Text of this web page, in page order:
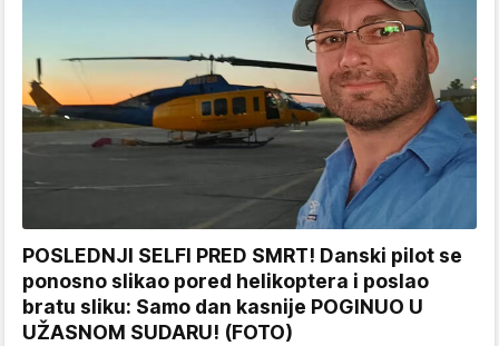
POSLEDNJI SELFI PRED SMRT! Danski pilot se
ponosno slikao pored helikoptera i poslao
bratu sliku: Samo dan kasnije POGINUO U
UŽASNOM SUDARU! (FOTO)